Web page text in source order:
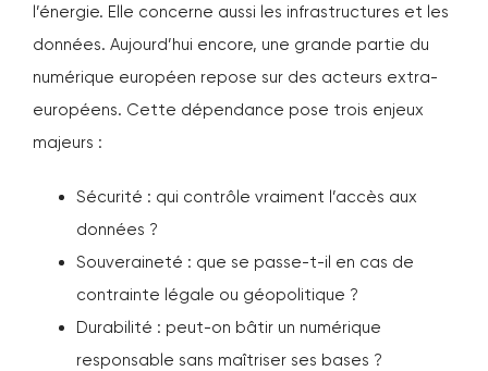
l’énergie. Elle concerne aussi les infrastructures et les
données. Aujourd’hui encore, une grande partie du
numérique européen repose sur des acteurs extra-
européens. Cette dépendance pose trois enjeux
majeurs :
Sécurité : qui contrôle vraiment l’accès aux
données ?
Souveraineté : que se passe-t-il en cas de
contrainte légale ou géopolitique ?
Durabilité : peut-on bâtir un numérique
responsable sans maîtriser ses bases ?